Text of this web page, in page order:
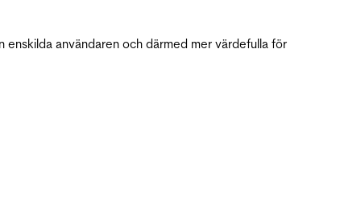
användaren och därmed mer värdefulla för